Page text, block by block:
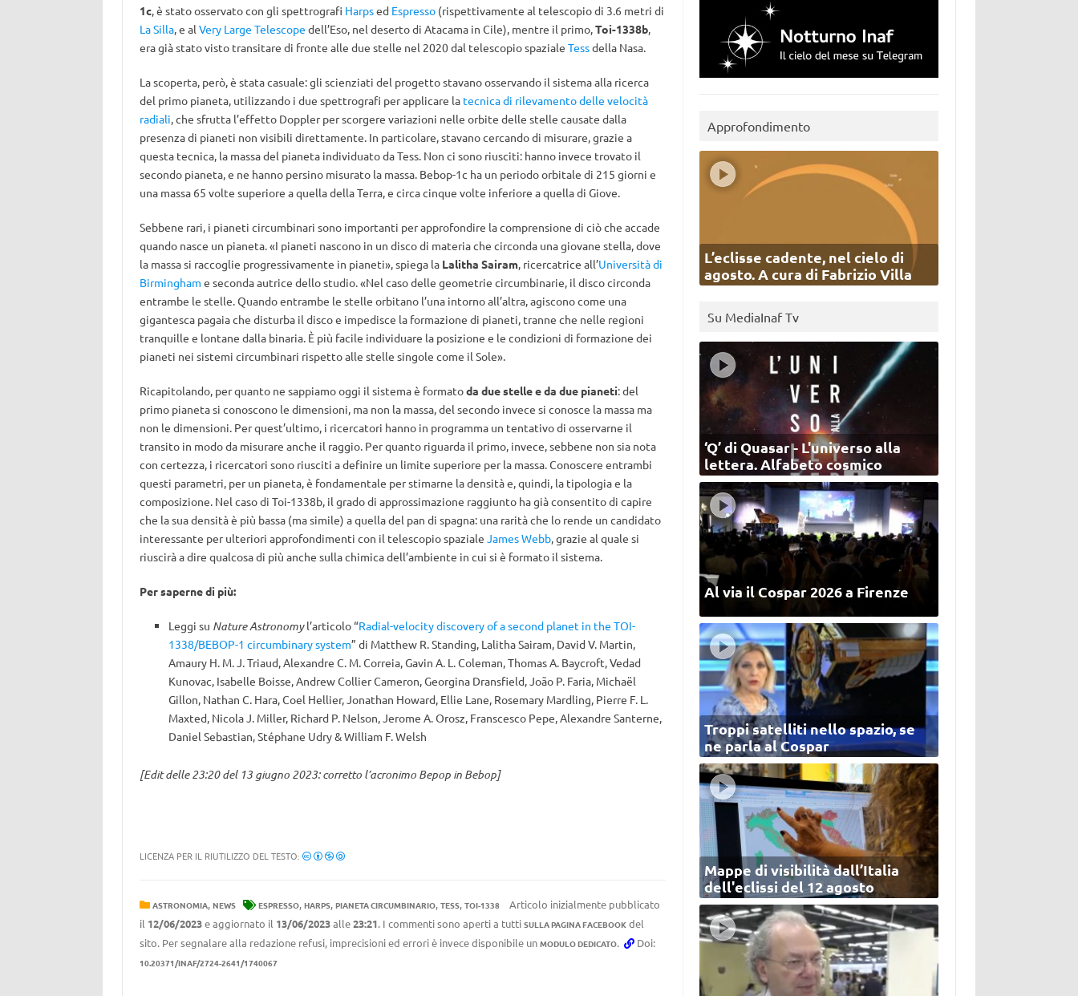
1c, è stato osservato con gli spettrografi Harpsed Espresso(rispettivamente al telescopio di 3.6 metri di
La Silla, e al Very Large Telescope dell’Eso, nel deserto di Atacama in Cile), mentre il primo,Toi-1338b,
era già stato visto transitare di fronte alle due stelle nel 2020 dal telescopio spaziale Tessdella Nasa.
La scoperta, però, è stata casuale: gli scienziati del progetto stavano osservando il sistema alla ricerca
del primo pianeta, utilizzando i due spettrografi per applicare la tecnica di rilevamento delle velocità
radiali, che sfrutta l’effetto Doppler per scorgere variazioni nelle orbite delle stelle causate dalla
presenza di pianeti non visibili direttamente. In particolare, stavano cercando di misurare, grazie a
questa tecnica, la massa del pianeta individuato da Tess. Non ci sono riusciti: hanno invece trovato il
secondo pianeta, e ne hanno persino misurato la massa. Bebop-1c ha un periodo orbitale di 215 giorni e
una massa 65 volte superiore a quella della Terra, e circa cinque volte inferiore a quella di Giove.
Sebbene rari, i pianeti circumbinari sono importanti per approfondire la comprensione di ciò che accade
quando nasce un pianeta. «I pianeti nascono in un disco di materia che circonda una giovane stella, dove
la massa si raccoglie progressivamente in pianeti», spiega la Lalitha Sairam, ricercatrice all’Università di
Birmingham e seconda autrice dello studio. «Nel caso delle geometrie circumbinarie, il disco circonda
entrambe le stelle. Quando entrambe le stelle orbitano l’una intorno all’altra, agiscono come una
gigantesca pagaia che disturba il disco e impedisce la formazione di pianeti, tranne che nelle regioni
tranquille e lontane dalla binaria. È più facile individuare la posizione e le condizioni di formazione dei
pianeti nei sistemi circumbinari rispetto alle stelle singole come il Sole».
Ricapitolando, per quanto ne sappiamo oggi il sistema è formatoda due stelle e da due pianeti: del
primo pianeta si conoscono le dimensioni, ma non la massa, del secondo invece si conosce la massa ma
non le dimensioni. Per quest’ultimo, i ricercatori hanno in programma un tentativo di osservarne il
transito in modo da misurare anche il raggio. Per quanto riguarda il primo, invece, sebbene non sia nota
con certezza, i ricercatori sono riusciti a definire un limite superiore per la massa. Conoscere entrambi
questi parametri, per un pianeta, è fondamentale per stimarne la densità e, quindi, la tipologia e la
composizione. Nel caso di Toi-1338b, il grado di approssimazione raggiunto ha già consentito di capire
che la sua densità è più bassa (ma simile) a quella del pan di spagna: una rarità che lo rende un candidato
interessante per ulteriori approfondimenti con il telescopio spaziale James Webb, grazie al quale si
riuscirà a dire qualcosa di più anche sulla chimica dell’ambiente in cui si è formato il sistema.
Per saperne di più:
Leggi su Nature Astronomyl’articolo “Radial-velocity discovery of a second planet in the TOI-
1338/BEBOP-1 circumbinary system” di Matthew R. Standing, Lalitha Sairam, David V. Martin,
Amaury H. M. J. Triaud, Alexandre C. M. Correia, Gavin A. L. Coleman, Thomas A. Baycroft, Vedad
Kunovac, Isabelle Boisse, Andrew Collier Cameron, Georgina Dransfield, João P. Faria, Michaël
Gillon, Nathan C. Hara, Coel Hellier, Jonathan Howard, Ellie Lane, Rosemary Mardling, Pierre F. L.
Maxted, Nicola J. Miller, Richard P. Nelson, Jerome A. Orosz, Franscesco Pepe, Alexandre Santerne,
Daniel Sebastian, Stéphane Udry & William F. Welsh
[Edit delle 23:20 del 13 giugno 2023: corretto l’acronimo Bepop in Bebop]
LICENZA PER IL RIUTILIZZO DEL TESTO:
ASTRONOMIA, NEWS ESPRESSO, HARPS, PIANETA CIRCUMBINARIO, TESS, TOI-1338
Articolo inizialmente pubblicato
il 12/06/2023e aggiornato il 13/06/2023alle23:21. I commenti sono aperti a tutti SULLA PAGINA FACEBOOKdel
sito. Per segnalare alla redazione refusi, imprecisioni ed errori è invece disponibile un MODULO DEDICATO. Doi:
10.20371/INAF/2724-2641/1740067
Approfondimento
L’eclisse cadente, nel cielo di
agosto. A cura di Fabrizio Villa
Su MediaInaf Tv
‘Q’ di Quasar - L'universo alla
lettera. Alfabeto cosmico
Al via il Cospar 2026 a Firenze
Troppi satelliti nello spazio, se
ne parla al Cospar
Mappe di visibilità dall’Italia
dell'eclissi del 12 agosto